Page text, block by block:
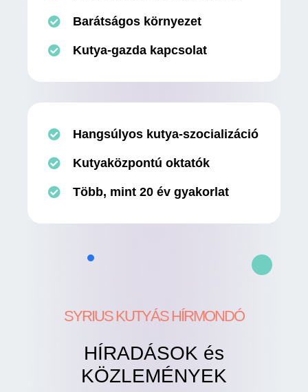
Barátságos környezet
Kutya-gazda kapcsolat
Hangsúlyos kutya-szocializáció
Kutyaközpontú oktatók
Több, mint 20 év gyakorlat
SYRIUS KUTYÁS HÍRMONDÓ
HÍRADÁSOK és
KÖZLEMÉNYEK